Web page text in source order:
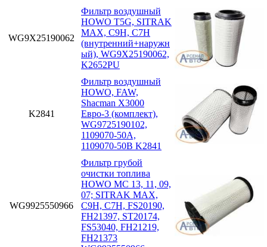
WG9X25190062
Фильтр воздушный
HOWO T5G, SITRAK
MAX, C9H, C7H
(внутренний+наружн
ый), WG9X25190062,
K2652PU
K2841
Фильтр воздушный
HOWO, FAW,
Shacman X3000
Евро-3 (комплект),
WG9725190102,
1109070-50A,
1109070-50B K2841
WG9925550966
Фильтр грубой
очистки топлива
HOWO MC 13, 11, 09,
07; SITRAK MAX,
C9H, C7H, FS20190,
FH21397, ST20174,
FS53040, FH21219,
FH21373